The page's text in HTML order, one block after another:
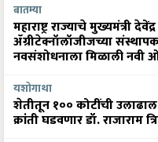
बातम्या
महाराष्ट्र राज्याचे मुख्यमंत्री
ॲग्रीटेक्नॉलॉजीजच्या
नवसंशोधनाला मिळाली
यशोगाथा
शेतीतून १०० कोटींची
क्रांती घडवणार डॉ. राजाराम